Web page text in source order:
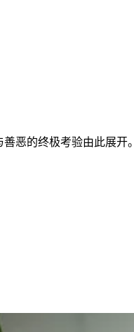
恶的终极考验由此展开。